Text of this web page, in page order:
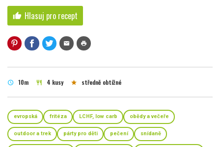
thumb_up Hlasuj pro recept
mail print
schedule 10m restaurant 4 kusy star středně obtížné
evropská fritéza LCHF, low carb obědy a večeře
outdoor a trek párty pro děti pečení snídaně